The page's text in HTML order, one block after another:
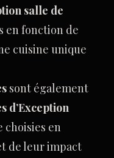
salle de
en fonction de
cuisine unique
sont également
d’Exception
choisies en
de leur impact